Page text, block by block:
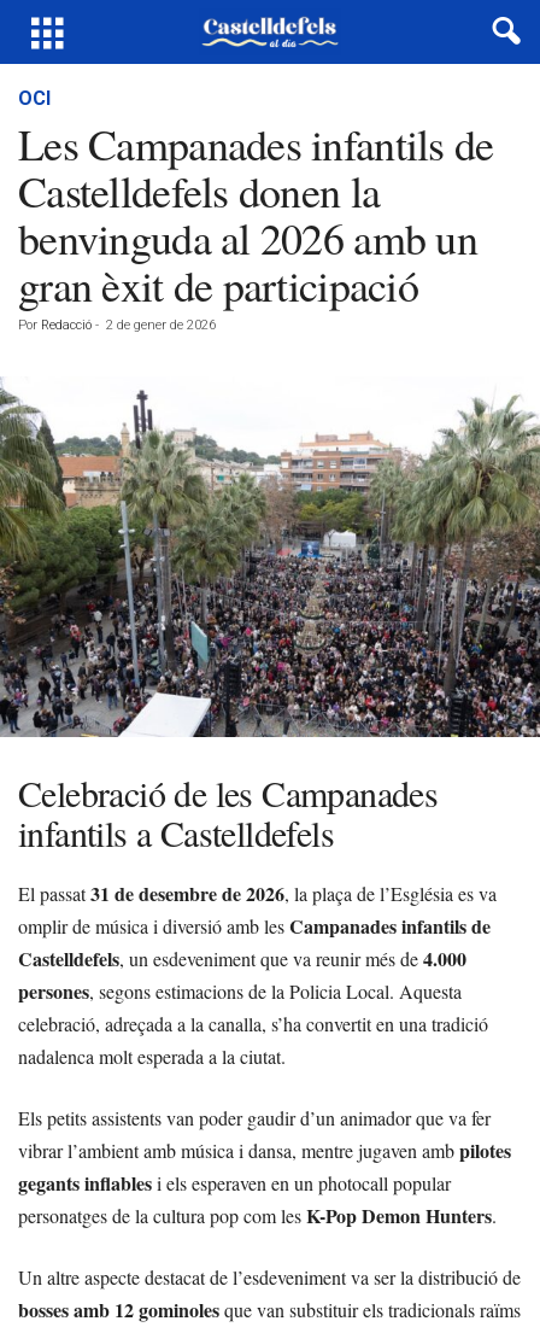
OCI
Les Campanades infantils de
Castelldefels donen la
benvinguda al 2026 amb un
gran èxit de participació
Por Redacció - 2 de gener de 2026
Celebració de les Campanades
infantils a Castelldefels
El passat31 de desembre de 2026, la plaça de l’Església es va
omplir de música i diversió amb lesCampanades infantils de
Castelldefels, un esdeveniment que va reunir més de4.000
persones, segons estimacions de la Policia Local. Aquesta
celebració, adreçada a la canalla, s’ha convertit en una tradició
nadalenca molt esperada a la ciutat.
Els petits assistents van poder gaudir d’un animador que va fer
vibrar l’ambient amb música i dansa, mentre jugaven ambpilotes
gegants inflablesi els esperaven en un photocall popular
personatges de la cultura pop com lesK-Pop Demon Hunters.
Un altre aspecte destacat de l’esdeveniment va ser la distribució de
bosses amb 12 gominolesque van substituir els tradicionals raïms